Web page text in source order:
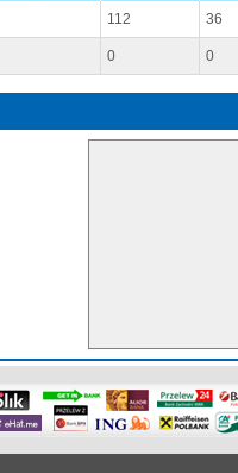
112 36
0 0